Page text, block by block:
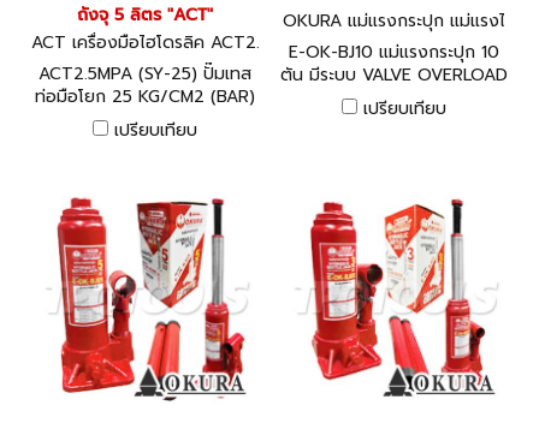
ถังจุ 5 ลิตร "ACT"
ACT เครื่องมือไฮโดรลิค ACT2.
5MPA (SY-25)
ACT2.5MPA (SY-25) ปั๊มเทส
ท่อมือโยก 25 KG/CM2 (BAR)
2.5 MPA ปริมาณน้ำ 13 ML/CC
ถังจุ 5 ลิตร "ACT" Manual
เปรียบเทียบ
OKURA แม่แรงกระปุก แม่แรงไ
ฮโดรลิค E-OK-BJ10
E-OK-BJ10 แม่แรงกระปุก 10
ตัน มีระบบ VALVE OVERLOAD
"OKURA"
เปรียบเทียบ